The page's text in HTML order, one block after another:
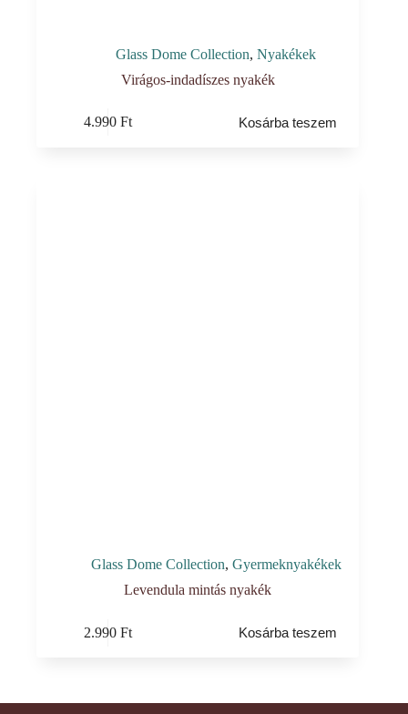
Glass Dome Collection,Nyakékek
Virágos-indadíszes nyakék
4.990Ft Kosárba teszem
Glass Dome Collection, Gyermeknyakékek
Levendula mintás nyakék
2.990Ft Kosárba teszem